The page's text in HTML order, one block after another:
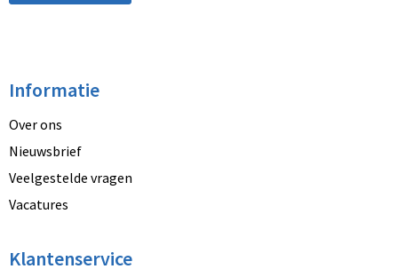
Informatie
Over ons
Nieuwsbrief
Veelgestelde vragen
Vacatures
Klantenservice